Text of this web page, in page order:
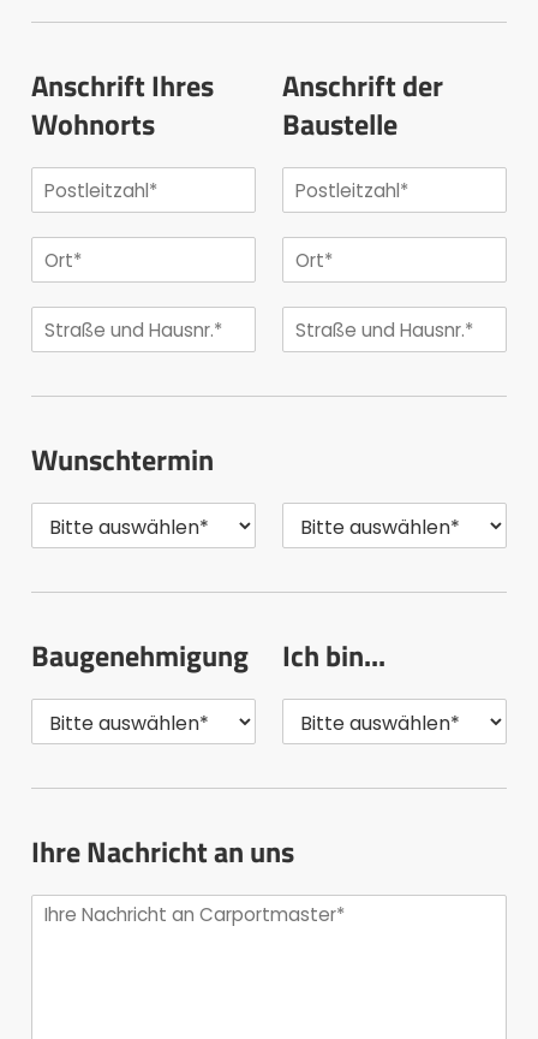
Anschrift Ihres
Wohnorts
Anschrift der
Baustelle
Wunschtermin
Baugenehmigung Ich bin...
Ihre Nachricht an uns